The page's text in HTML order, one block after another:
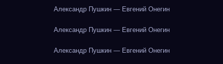
Александр Пушкин — Евгений Онегин
Александр Пушкин — Евгений Онегин
Александр Пушкин — Евгений Онегин